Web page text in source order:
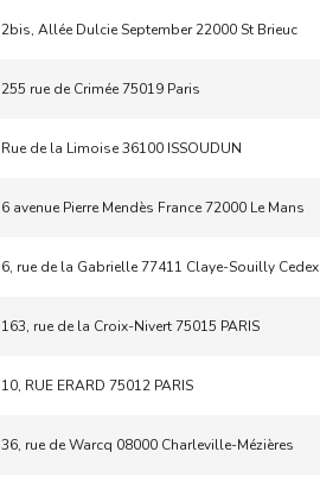
2bis, Allée Dulcie September 22000 St Brieuc
255 rue de Crimée 75019 Paris
Rue de la Limoise 36100 ISSOUDUN
6 avenue Pierre Mendès France 72000 Le Mans
6, rue de la Gabrielle 77411 Claye-Souilly Cedex
163, rue de la Croix-Nivert 75015 PARIS
10, RUE ERARD 75012 PARIS
36, rue de Warcq 08000 Charleville-Mézières